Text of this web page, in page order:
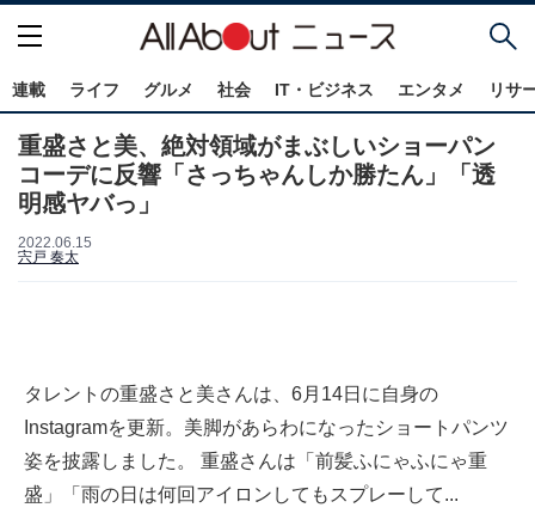
連載 ライフ グルメ 社会 IT・ビジネス エンタメ リサ
重盛さと美、絶対領域がまぶしいショーパン
コーデに反響「さっちゃんしか勝たん」「透
明感ヤバっ」
2022.06.15
宍戸 奏太
タレントの重盛さと美さんは、6月14日に自身の
Instagramを更新。美脚があらわになったショートパンツ
姿を披露しました。 重盛さんは「前髪ふにゃふにゃ重
盛」「雨の日は何回アイロンしてもスプレーして...